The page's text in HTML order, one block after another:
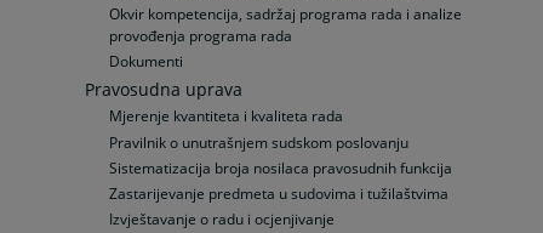
Okvir kompetencija, sadržaj programa rada i analize
provođenja programa rada
Dokumenti
Pravosudna uprava
Mjerenje kvantiteta i kvaliteta rada
Pravilnik o unutrašnjem sudskom poslovanju
Sistematizacija broja nosilaca pravosudnih funkcija
Zastarijevanje predmeta u sudovima i tužilaštvima
Izvještavanje o radu i ocjenjivanje